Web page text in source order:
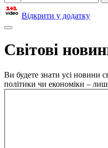
Відкрити у додатку
Світові
Ви будете знати усі новини
політики чи економіки – лише